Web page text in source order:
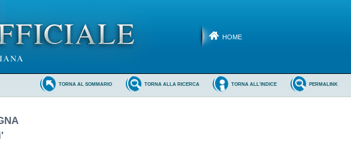
HOME
PERMALINK
TORNA ALL'INDICE
TORNA ALLA RICERCA
TORNA AL SOMMARIO